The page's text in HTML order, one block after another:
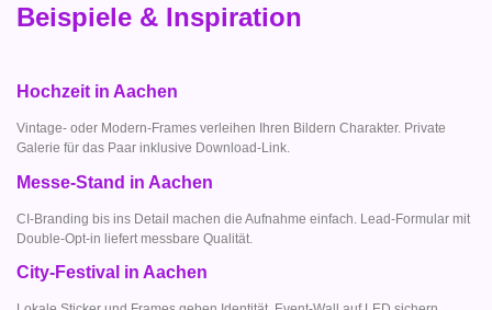
Beispiele & Inspiration
Hochzeit in Aachen
Vintage- oder Modern-Frames verleihen Ihren Bildern Charakter. Private
Galerie für das Paar inklusive Download-Link.
Messe-Stand in Aachen
CI-Branding bis ins Detail machen die Aufnahme einfach. Lead-Formular mit
Double-Opt-in liefert messbare Qualität.
City-Festival in Aachen